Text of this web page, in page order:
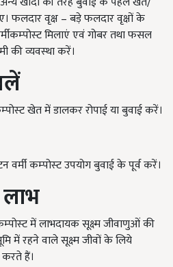
फलदार वृक्ष – बड़े फलदार वृक्षों के
मिलाएं एवं गोबर तथा फसल
की व्‍यवस्‍था करें।
खेत में डालकर रोपाई या बुवाई करें।
कम्‍पोस्‍ट उपयोग बुवाई के पूर्व करें।
लाभ
में लाभदायक सूक्ष्‍म जीवाणुओं की
में रहने वाले सूक्ष्‍म जीवों के लिये
हैं।